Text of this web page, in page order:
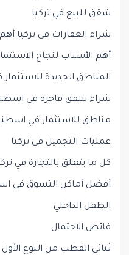
شقق للبيع في تركيا
شراء العقارات في تركيا
أهم الأسباب لنجاح
المناطق الجديدة
شراء شقق فاخرة في
مناطق للاستثمار في
عمليات التجميل في تركيا
كل ما يتعلق بالتجارة في
أفضل أماكن التسوق في
الطفل الداخلي
فائض الاحتمال
ثنائي القطب من النوع الأول